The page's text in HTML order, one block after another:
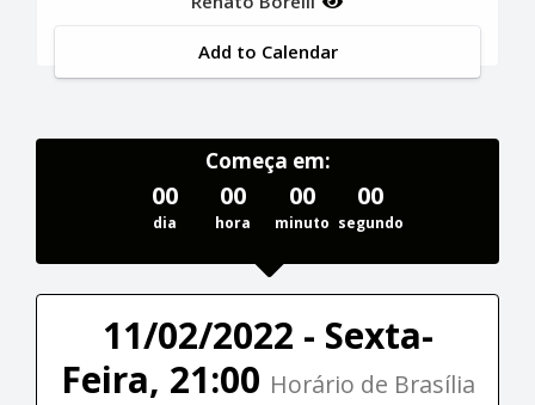
Add to Calendar
Começa em:
00
dia
00
hora
00
minuto
00
segundo
11/02/2022 - Sexta-
Feira, 21:00 Horário de Brasília